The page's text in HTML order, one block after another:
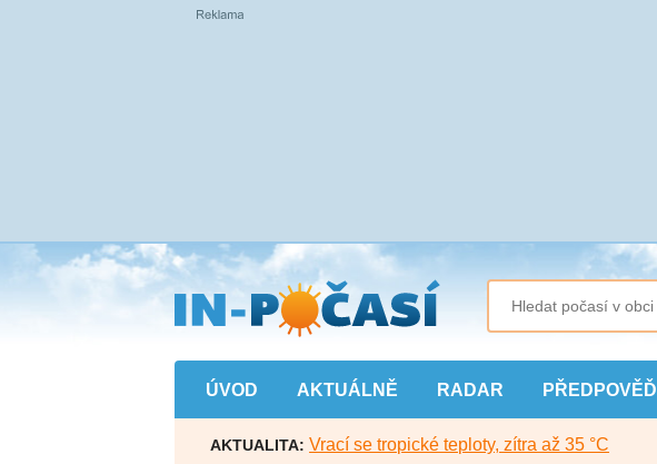
Přejít
na
hlavní
obsah
ÚVOD AKTUÁLNĚ RADAR PŘEDPOVĚĎ
AKTUALITA: Vrací se tropické teploty, zítra až 35 °C